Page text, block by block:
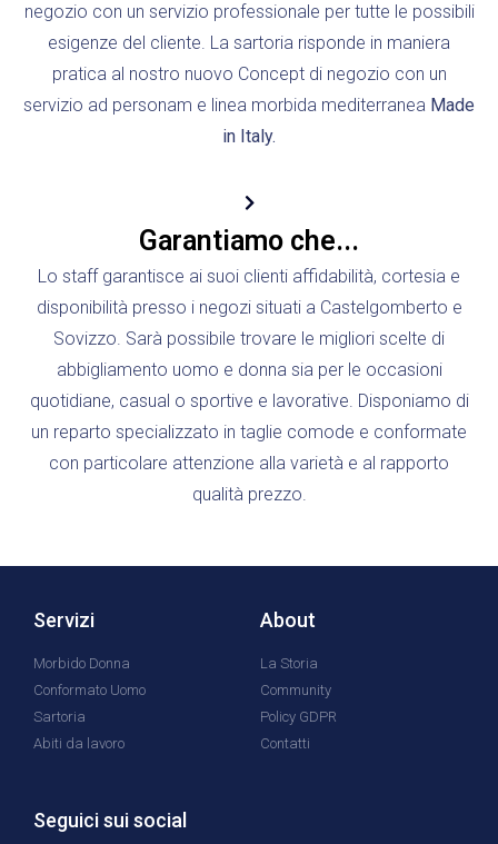
negozio con un servizio professionale per tutte le possibili
esigenze del cliente. La sartoria risponde in maniera
pratica al nostro nuovo Concept di negozio con un
servizio ad personam e linea morbida mediterranea Made
in Italy.
Garantiamo che...
Lo staff garantisce ai suoi clienti affidabilità, cortesia e
disponibilità presso i negozi situati a Castelgomberto e
Sovizzo. Sarà possibile trovare le migliori scelte di
abbigliamento uomo e donna sia per le occasioni
quotidiane, casual o sportive e lavorative. Disponiamo di
un reparto specializzato in taglie comode e conformate
con particolare attenzione alla varietà e al rapporto
qualità prezzo.
Servizi
Morbido Donna
Conformato Uomo
Sartoria
Abiti da lavoro
About
La Storia
Community
Policy GDPR
Contatti
Seguici sui social